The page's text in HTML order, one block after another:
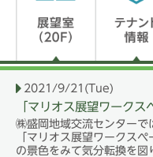
2021/9/21(Tue)
「マリオス展望ワーク
㈱盛岡地域交流センター
「マリオス展望ワークスペ
の景色をみて気分転換を